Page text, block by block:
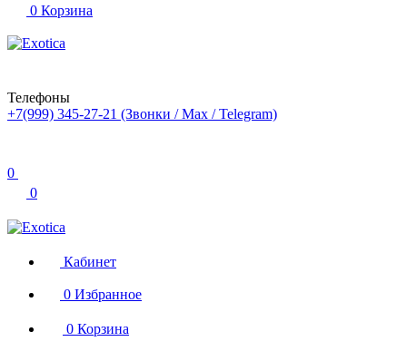
0 Корзина
Телефоны
+7(999) 345-27-21 (Звонки / Max / Telegram)
0
0
Кабинет
0 Избранное
0 Корзина